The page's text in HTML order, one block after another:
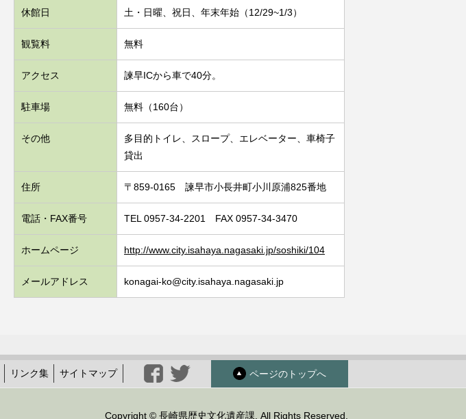
休館日 土・日曜、祝日、年末年始（12/29~1/3）
観覧料 無料
アクセス 諫早ICから車で40分。
駐車場 無料（160台）
その他
多目的トイレ、スロープ、エレベーター、車椅子
貸出
住所 〒859-0165 諫早市小長井町小川原浦825番地
電話・FAX番号 TEL 0957-34-2201 FAX 0957-34-3470
ホームページ http://www.city.isahaya.nagasaki.jp/soshiki/104
メールアドレス konagai-ko@city.isahaya.nagasaki.jp
リンク集 サイトマップ ページのトップへ
Copyright © 長崎県歴史文化遺産課. All Rights Reserved.